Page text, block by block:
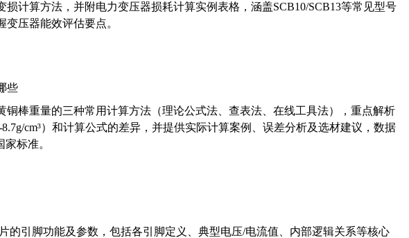
损计算方法，并附电力变压器损耗计算实例表格，涵盖SCB10/SCB13等常见型号
压器能效评估要点。
些
铜棒重量的三种常用计算方法（理论公式法、查表法、在线工具法），重点解析
cm³）和计算公式的差异，并提供实际计算案例、误差分析及选材建议，数据
标准。
的引脚功能及参数，包括各引脚定义、典型电压/电流值、内部逻辑关系等核心